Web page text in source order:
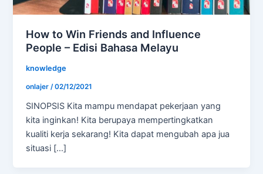
How to Win Friends and Influence
People – Edisi Bahasa Melayu
knowledge
onlajer /02/12/2021
SINOPSIS Kita mampu mendapat pekerjaan yang
kita inginkan! Kita berupaya mempertingkatkan
kualiti kerja sekarang! Kita dapat mengubah apa jua
situasi […]